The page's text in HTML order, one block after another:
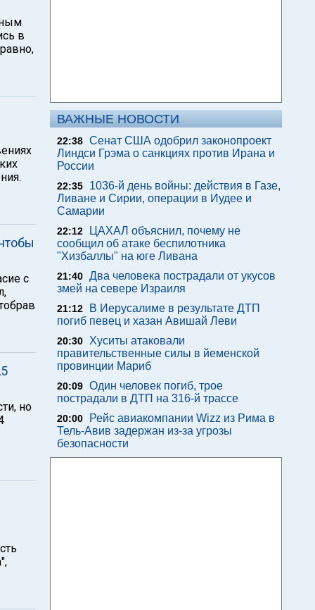
в
с
но
ВАЖНЫЕ НОВОСТИ
22:38 Сенат США одобрил законопроект
Линдси Грэма о санкциях против Ирана и
России
22:35
1036-й день войны: действия в Газе,
Ливане и Сирии, операции в Иудее и
Самарии
22:12
ЦАХАЛ объяснил, почему не
сообщил об атаке беспилотника
"Хизбаллы" на юге Ливана
21:40 Два человека пострадали от укусов
змей на севере Израиля
21:12
В Иерусалиме в результате ДТП
погиб певец и хазан Авишай Леви
20:30
Хуситы атаковали
правительственные силы в йеменской
провинции Мариб
20:09 Один человек погиб, трое
пострадали в ДТП на 316-й трассе
20:00
Рейс авиакомпании Wizz из Рима в
Тель-Авив задержан из-за угрозы
безопасности